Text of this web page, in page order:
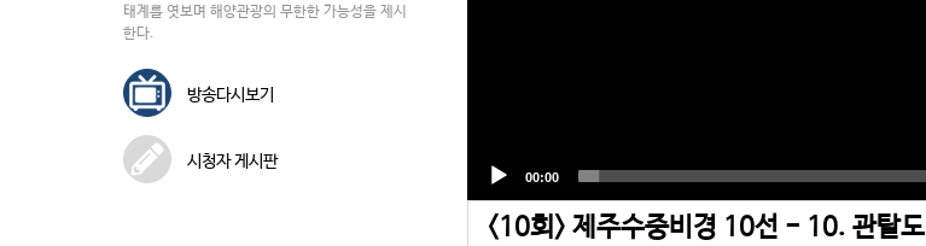
태계를 엿보며 해양관광의 무한한 가능성을 제시
한다.
방송다시보기
시청자 게시판
<10회> 제주수중비경 10선 - 10. 관탈도